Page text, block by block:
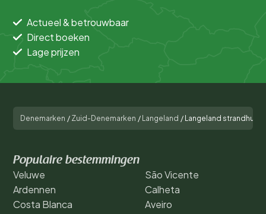
Actueel & betrouwbaar
Direct boeken
Lage prijzen
Denemarken / Zuid-Denemarken / Langeland / Langeland strandhuis
Populaire bestemmingen
Veluwe
Ardennen
Costa Blanca
São Vicente
Calheta
Aveiro